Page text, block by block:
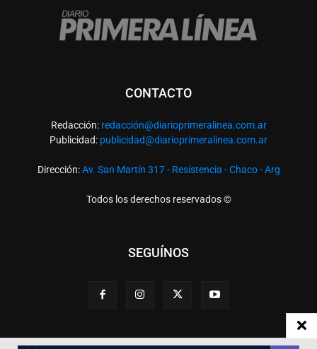
CONTACTO
Redacción: redacción@diarioprimeralinea.com.ar
Publicidad: publicidad@diarioprimeralinea.com.ar
Dirección:Av. San Martín 317 - Resistencia - Chaco - Arg
Todos los derechos reservados ©
SEGUÍNOS